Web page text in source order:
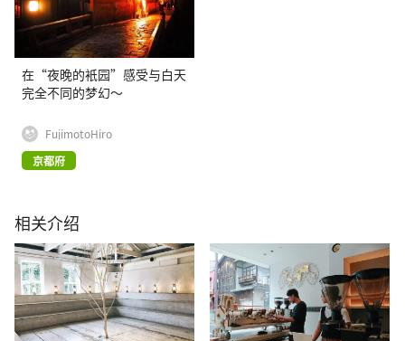
在“夜晚的衹园”感受与白天
完全不同的梦幻～
FujimotoHiro
京都府
相关介绍